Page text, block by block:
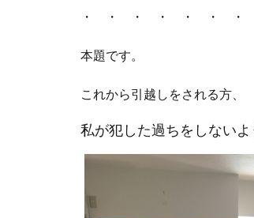
・ ・ ・ ・ ・ ・ ・
本題です。
これから引越しをされる方、
私が犯した過ちをしないよ